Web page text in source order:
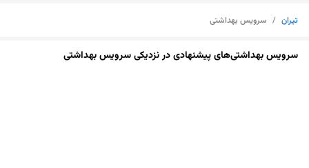
تیران / سرویس بهداشتی
سرویس بهداشتی‌های پیشنهادی در نزدیکی سرویس بهداشتی